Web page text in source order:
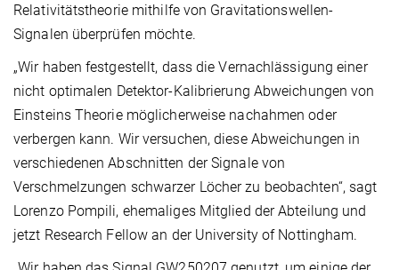
Relativitätstheorie mithilfe von Gravitationswellen-
Signalen überprüfen möchte.
„Wir haben festgestellt, dass die Vernachlässigung einer
nicht optimalen Detektor-Kalibrierung Abweichungen von
Einsteins Theorie möglicherweise nachahmen oder
verbergen kann. Wir versuchen, diese Abweichungen in
verschiedenen Abschnitten der Signale von
Verschmelzungen schwarzer Löcher zu beobachten“, sagt
Lorenzo Pompili, ehemaliges Mitglied der Abteilung und
jetzt Research Fellow an der University of Nottingham.